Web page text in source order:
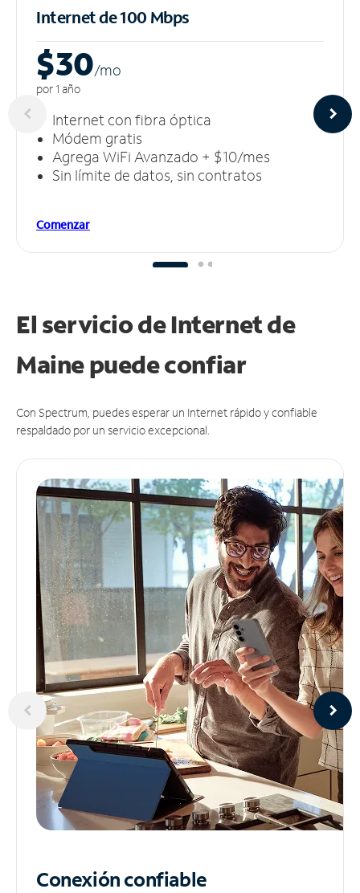
Internet de 100 Mbps
$30/mo
por 1 año
Internet con fibra óptica
Módem gratis
Agrega WiFi Avanzado + $10/mes
Sin límite de datos, sin contratos
Comenzar
El servicio de Internet de
Maine puedeconfiar
Con Spectrum, puedes esperar un Internet rápido y confiable
respaldado por un servicio excepcional.
Conexión confiable